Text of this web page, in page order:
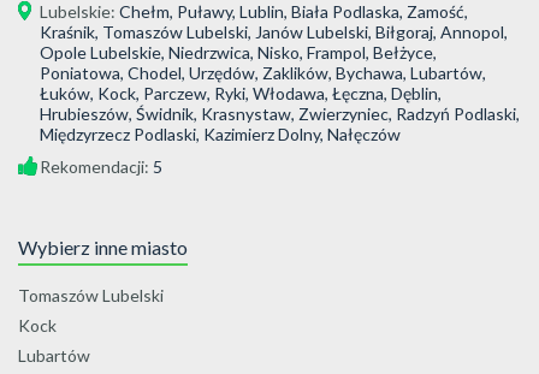
Lubelskie: Chełm, Puławy, Lublin, Biała Podlaska, Zamość,
Kraśnik, Tomaszów Lubelski, Janów Lubelski, Biłgoraj, Annopol,
Opole Lubelskie, Niedrzwica, Nisko, Frampol, Bełżyce,
Poniatowa, Chodel, Urzędów, Zaklików, Bychawa, Lubartów,
Łuków, Kock, Parczew, Ryki, Włodawa, Łęczna, Dęblin,
Hrubieszów, Świdnik, Krasnystaw, Zwierzyniec, Radzyń Podlaski,
Międzyrzecz Podlaski, Kazimierz Dolny, Nałęczów
Rekomendacji: 5
Wybierz inne miasto
Tomaszów Lubelski
Kock
Lubartów